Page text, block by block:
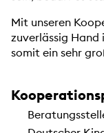
Mit unseren
zuverlässig Hand
somit ein sehr